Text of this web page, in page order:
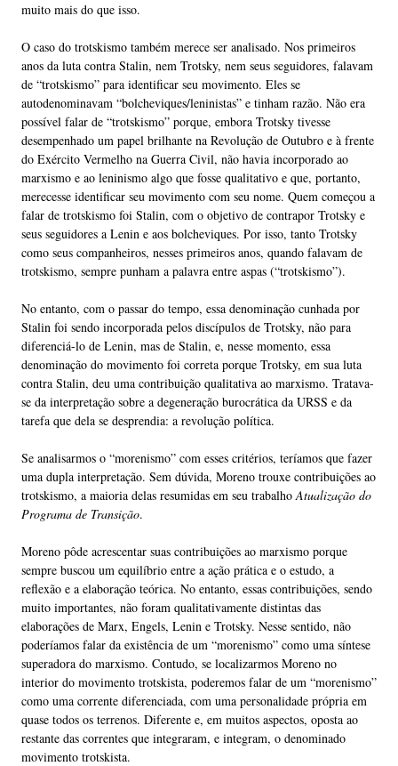
muito mais do que isso.
O caso do trotskismo também merece ser analisado. Nos primeiros
anos da luta contra Stalin, nem Trotsky, nem seus seguidores, falavam
de “trotskismo” para identificar seu movimento. Eles se
autodenominavam “bolcheviques/leninistas” e tinham razão. Não era
possível falar de “trotskismo” porque, embora Trotsky tivesse
desempenhado um papel brilhante na Revolução de Outubro e à frente
do Exército Vermelho na Guerra Civil, não havia incorporado ao
marxismo e ao leninismo algo que fosse qualitativo e que, portanto,
merecesse identificar seu movimento com seu nome. Quem começou a
falar de trotskismo foi Stalin, com o objetivo de contrapor Trotsky e
seus seguidores a Lenin e aos bolcheviques. Por isso, tanto Trotsky
como seus companheiros, nesses primeiros anos, quando falavam de
trotskismo, sempre punham a palavra entre aspas (“trotskismo”).
No entanto, com o passar do tempo, essa denominação cunhada por
Stalin foi sendo incorporada pelos discípulos de Trotsky, não para
diferenciá-lo de Lenin, mas de Stalin, e, nesse momento, essa
denominação do movimento foi correta porque Trotsky, em sua luta
contra Stalin, deu uma contribuição qualitativa ao marxismo. Tratava-
se da interpretação sobre a degeneração burocrática da URSS e da
tarefa que dela se desprendia: a revolução política.
Se analisarmos o “morenismo” com esses critérios, teríamos que fazer
uma dupla interpretação. Sem dúvida, Moreno trouxe contribuições ao
trotskismo, a maioria delas resumidas em seu trabalhoAtualização do
Programa de Transição.
Moreno pôde acrescentar suas contribuições ao marxismo porque
sempre buscou um equilíbrio entre a ação prática e o estudo, a
reflexão e a elaboração teórica. No entanto, essas contribuições, sendo
muito importantes, não foram qualitativamente distintas das
elaborações de Marx, Engels, Lenin e Trotsky. Nesse sentido, não
poderíamos falar da existência de um “morenismo” como uma síntese
superadora do marxismo. Contudo, se localizarmos Moreno no
interior do movimento trotskista, poderemos falar de um “morenismo”
como uma corrente diferenciada, com uma personalidade própria em
quase todos os terrenos. Diferente e, em muitos aspectos, oposta ao
restante das correntes que integraram, e integram, o denominado
movimento trotskista.